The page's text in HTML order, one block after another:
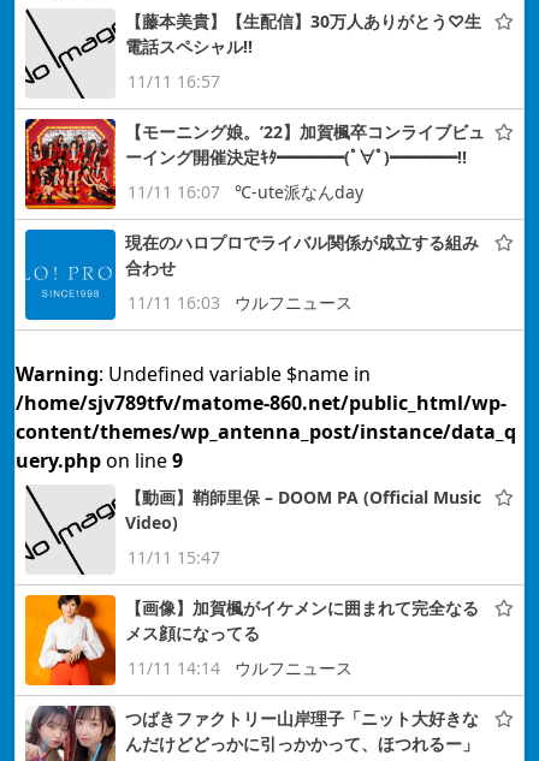
【藤本美貴】【生配信】30万人ありがとう♡生
電話スペシャル‼︎
11/11 16:57
【モーニング娘。’22】加賀楓卒コンライブビュ
ーイング開催決定ｷﾀ━━━━(ﾟ∀ﾟ)━━━━!!
11/11 16:07
℃-ute派なんday
現在のハロプロでライバル関係が成立する組み
合わせ
11/11 16:03
ウルフニュース
Warning: Undefined variable $name in
/home/sjv789tfv/matome-860.net/public_html/wp-
content/themes/wp_antenna_post/instance/data_q
uery.phpon line9
【動画】鞘師里保 – DOOM PA (Official Music
Video)
11/11 15:47
【画像】加賀楓がイケメンに囲まれて完全なる
メス顔になってる
11/11 14:14
ウルフニュース
つばきファクトリー山岸理子「ニット大好きな
んだけどどっかに引っかかって、ほつれるー」